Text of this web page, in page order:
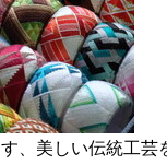
、美しい伝統工芸